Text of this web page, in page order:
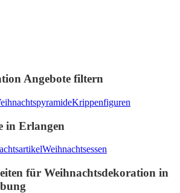
Angebote filtern
Krippenfiguren
in Erlangen
Weihnachtsessen
für Weihnachtsdekoration in